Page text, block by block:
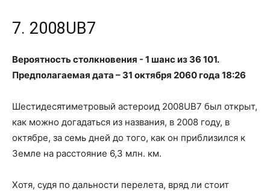
7. 2008UB7
Вероятность столкновения - 1 шанс из 36 101.
Предполагаемая дата – 31 октября 2060 года 18:26
Шестидесятиметровый астероид 2008UB7 был открыт,
как можно догадаться из названия, в 2008 году, в
октябре, за семь дней до того, как он приблизился к
Земле на расстояние 6,3 млн. км.
Хотя, судя по дальности перелета, вряд ли стоит